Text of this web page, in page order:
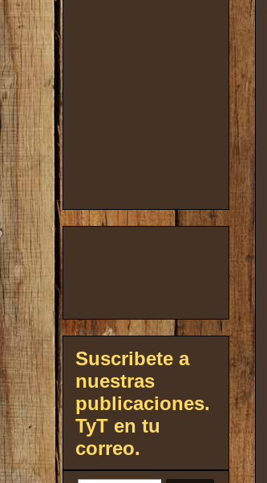
Suscribete a
nuestras
publicaciones.
TyT en tu
correo.